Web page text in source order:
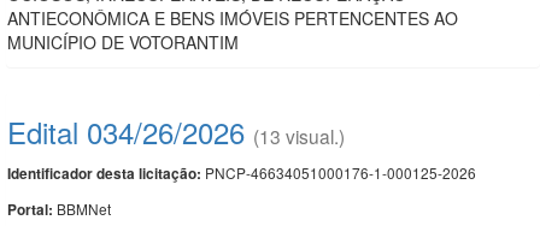
ANTIECONÔMICA E BENS IMÓVEIS PERTENCENTES AO
MUNICÍPIO DE VOTORANTIM
Edital 034/26/2026 (13 visual.)
Identificador desta licitação: PNCP-46634051000176-1-000125-2026
Portal: BBMNet